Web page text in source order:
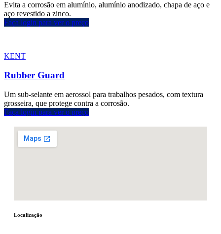
Evita a corrosão em alumínio, alumínio anodizado, chapa de aço e
aço revestido a zinco.
Faça login para ver o preço
KENT
Rubber Guard
Um sub-selante em aerossol para trabalhos pesados, com textura
grosseira, que protege contra a corrosão.
Faça login para ver o preço
Localização